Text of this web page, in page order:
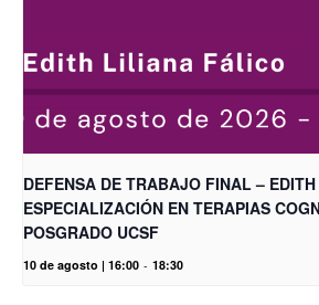
DEFENSA DE TRABAJO FINAL –
ESPECIALIZACIÓN EN TERAPIAS
POSGRADO UCSF
10 de agosto | 16:00 - 18:30